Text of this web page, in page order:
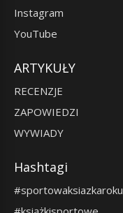
Instagram
YouTube
ARTYKUŁY
RECENZJE
ZAPOWIEDZI
WYWIADY
Hashtagi
#sportowaksiazkaroku